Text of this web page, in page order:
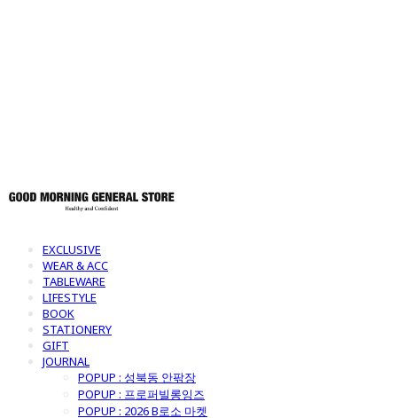
EXCLUSIVE
WEAR & ACC
TABLEWARE
LIFESTYLE
BOOK
STATIONERY
GIFT
JOURNAL
POPUP : 성북동 안팎장
POPUP : 프로퍼빌롱잉즈
POPUP : 2026 B로소 마켓